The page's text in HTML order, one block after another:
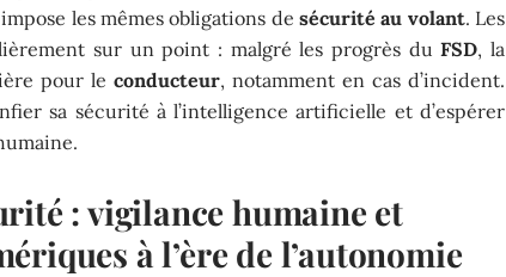
impose les mêmes obligations de sécurité au volant. Les
sur un point : malgré les progrès duFSD, la
pour le conducteur, notamment en cas d’incident.
sa sécurité à l’intelligence artificielle et d’espérer
: vigilance humaine et
à l’ère de l’autonomie